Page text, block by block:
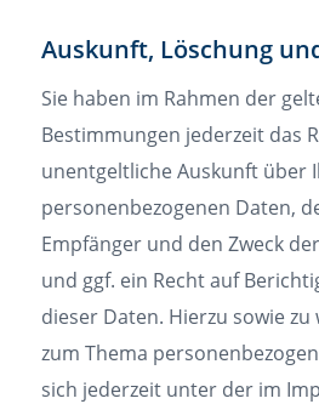
Auskunft, Löschung
Sie haben im Rahmen der
Bestimmungen jederzeit das
unentgeltliche Auskunft über
personenbezogenen Daten,
Empfänger und den Zweck
und ggf. ein Recht auf
dieser Daten. Hierzu sowie zu
zum Thema
sich jederzeit unter der im